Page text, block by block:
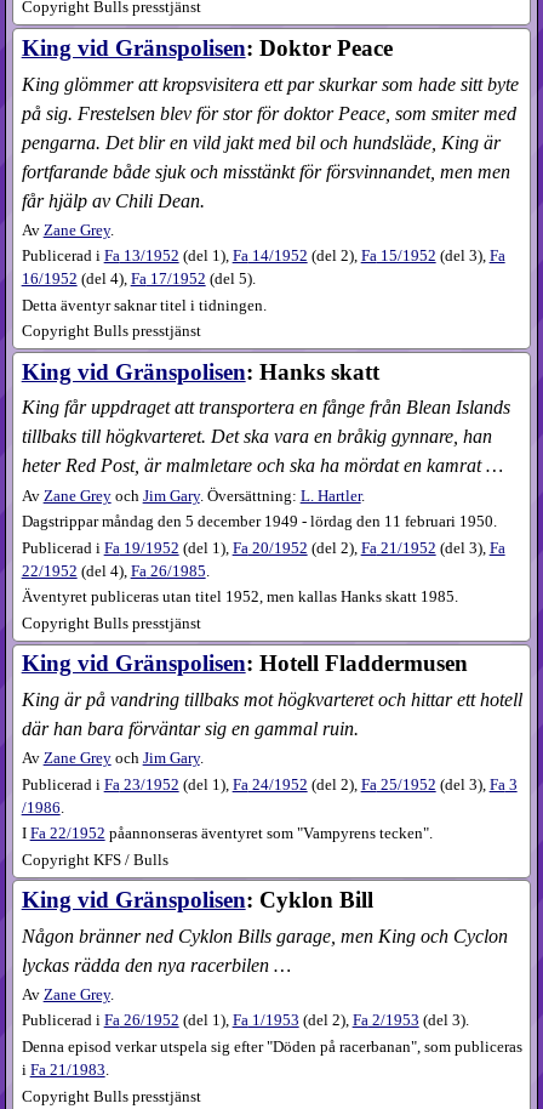
Copyright Bulls presstjänst
King vid Gränspolisen: Doktor Peace
King glömmer att kropsvisitera ett par skurkar som hade sitt byte
på sig. Frestelsen blev för stor för doktor Peace, som smiter med
pengarna. Det blir en vild jakt med bil och hundsläde, King är
fortfarande både sjuk och misstänkt för försvinnandet, men men
får hjälp av Chili Dean.
Av Zane Grey.
Publicerad i Fa13​/1952 (del 1), Fa14​/1952 (del 2), Fa15​/1952 (del 3), Fa
16​/1952 (del 4), Fa17​/1952 (del 5).
Detta äventyr saknar titel i tidningen.
Copyright Bulls presstjänst
King vid Gränspolisen: Hanks skatt
King får uppdraget att transportera en fånge från Blean Islands
tillbaks till högkvarteret. Det ska vara en bråkig gynnare, han
heter Red Post, är malmletare och ska ha mördat en kamrat …
Av Zane Greyoch Jim Gary. Översättning: L. Hartler.
Dagstrippar måndag den 5 december 1949 - lördag den 11 februari 1950.
Publicerad i Fa 19​/1952 (del 1 ), Fa 20​/1952 (del 2), Fa 21​/1952 (del 3), Fa
22​/1952 (del 4), Fa 26​/1985
Äventyret publiceras utan titel 1952, men kallas Hanks skatt 1985.
Copyright Bulls presstjänst
King vid Gränspolisen: Hotell Fladdermusen
King är på vandring tillbaks mot högkvarteret och hittar ett hotell
där han bara förväntar sig en gammal ruin.
Av Zane Greyoch Jim Gary.
Publicerad i Fa 23​/1952 (del 1 ), Fa 24​/1952 (del 2), Fa 25​/1952 (del 3), Fa 3​
/1986
I Fa 22/1952 påannonseras äventyret som "Vampyrens tecken".
Copyright KFS / Bulls
King vid Gränspolisen: Cyklon Bill
Någon bränner ned Cyklon Bills garage, men King och Cyclon
lyckas rädda den nya racerbilen …
Av Zane Grey.
Publicerad i Fa26​/1952 (del 1), Fa1​/1953 (del 2), Fa2​/1953 (del 3).
Denna episod verkar utspela sig efter "Döden på racerbanan", som publiceras
i Fa 21/1983.
Copyright Bulls presstjänst